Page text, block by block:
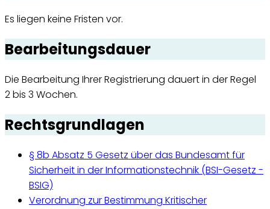
Es liegen keine Fristen vor.
Bearbeitungsdauer
Die Bearbeitung Ihrer Registrierung dauert in der Regel
2 bis 3 Wochen.
Rechtsgrundlagen
§ 8b Absatz 5 Gesetz über das Bundesamt für
Sicherheit in der Informationstechnik (BSI-Gesetz -
BSIG)
Verordnung zur Bestimmung Kritischer